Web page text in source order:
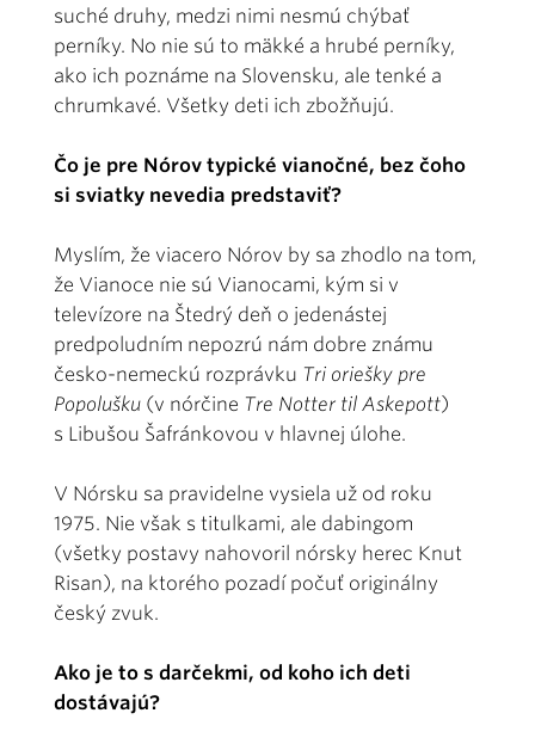
suché druhy, medzi nimi nesmú chýbať
perníky. No nie sú to mäkké a hrubé perníky,
ako ich poznáme na Slovensku, ale tenké a
chrumkavé. Všetky deti ich zbožňujú.
Čo je pre Nórov typické vianočné, bez čoho
si sviatky nevedia predstaviť?
Myslím, že viacero Nórov by sa zhodlo na tom,
že Vianoce nie sú Vianocami, kým si v
televízore na Štedrý deň o jedenástej
predpoludním nepozrú nám dobre známu
česko-nemeckú rozprávku Tri oriešky pre
Popolušku (v nórčine Tre Notter til Askepott)
s Libušou Šafránkovou v hlavnej úlohe.
V Nórsku sa pravidelne vysiela už od roku
1975. Nie však s titulkami, ale dabingom
(všetky postavy nahovoril nórsky herec Knut
Risan), na ktorého pozadí počuť originálny
český zvuk.
Ako je to s darčekmi, od koho ich deti
dostávajú?